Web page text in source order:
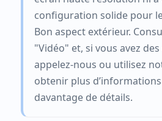
configuration solide pour
Bon aspect extérieur.
"Vidéo" et, si vous avez
appelez-nous ou utilisez
obtenir plus
davantage de détails.